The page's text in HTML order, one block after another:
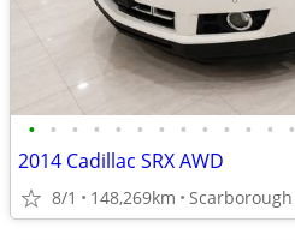
• • • • • • • • • • • • •
2014 Cadillac SRX AWD
8/1 148,269km Scarborough